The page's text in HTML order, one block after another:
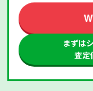
まずは
査定